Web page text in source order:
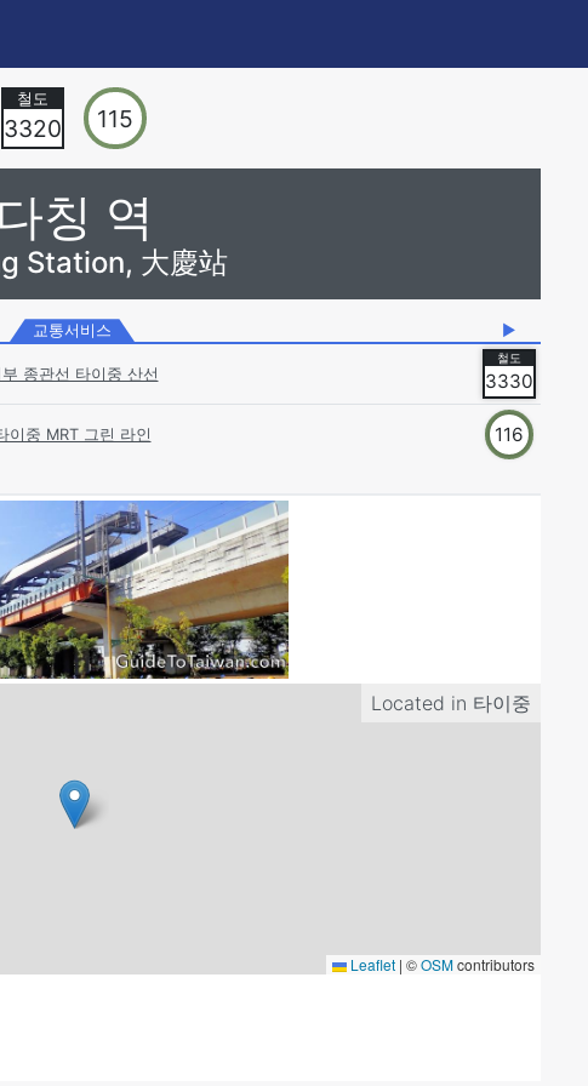
3320 115
다칭 역
Station, 大慶站
교통서비스 ▶
종관선 타이중 산선 3330
이중 MRT 그린 라인 116
Located in 타이중
Leaflet | ©OSMcontributors